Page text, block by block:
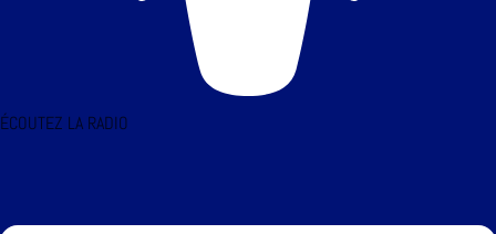
ÉCOUTEZ LA RADIO